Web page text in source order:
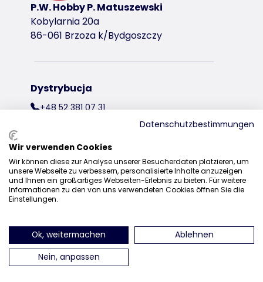
P.W. Hobby P. Matuszewski
Kobylarnia 20a
86-061 Brzoza k/Bydgoszczy
Dystrybucja
+48 52 381 07 31
znajdź nas na Instagramieznajdź nas na Facebooku
znajdź nas
Datenschutzbestimmungen
Wir verwenden Cookies
Wir können diese zur Analyse unserer Besucherdaten platzieren, um
unsere Webseite zu verbessern, personalisierte Inhalte anzuzeigen
und Ihnen ein großartiges Webseiten-Erlebnis zu bieten. Für weitere
Informationen zu den von uns verwendeten Cookies öffnen Sie die
Einstellungen.
Ok, weitermachen
Ablehnen
Nein, anpassen